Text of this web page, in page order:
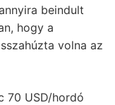
beindult
hogy a
volna az
70 USD/hordó